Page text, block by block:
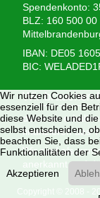
Spendenkonto:
BLZ: 160 500 00
IBAN: DE05
BIC:
Wir brauchen
denn wir
finanzieren das
Wir sind als
anerkannt und
Copyright © 2008 -
Wir nutzen Cookies
essenziell für den
diese Website und
selbst entscheiden,
beachten Sie, dass
Funktionalitäten der
Akzeptieren